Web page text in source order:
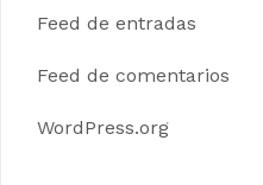
Feed de entradas
Feed de comentarios
WordPress.org